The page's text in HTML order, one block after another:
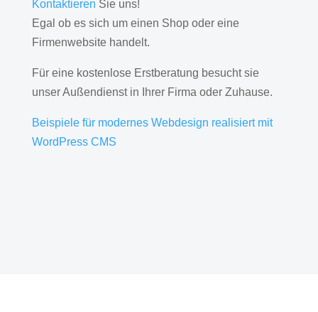
Kontaktieren Sie uns!
Egal ob es sich um einen Shop oder eine
Firmenwebsite handelt.
Für eine kostenlose Erstberatung besucht sie
unser Außendienst in Ihrer Firma oder Zuhause.
Beispiele für modernes Webdesign realisiert mit
WordPress CMS